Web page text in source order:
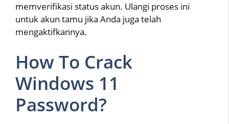
memverifikasi status akun. Ulangi proses ini
untuk akun tamu jika Anda juga telah
mengaktifkannya.
How To Crack
Windows 11
Password?